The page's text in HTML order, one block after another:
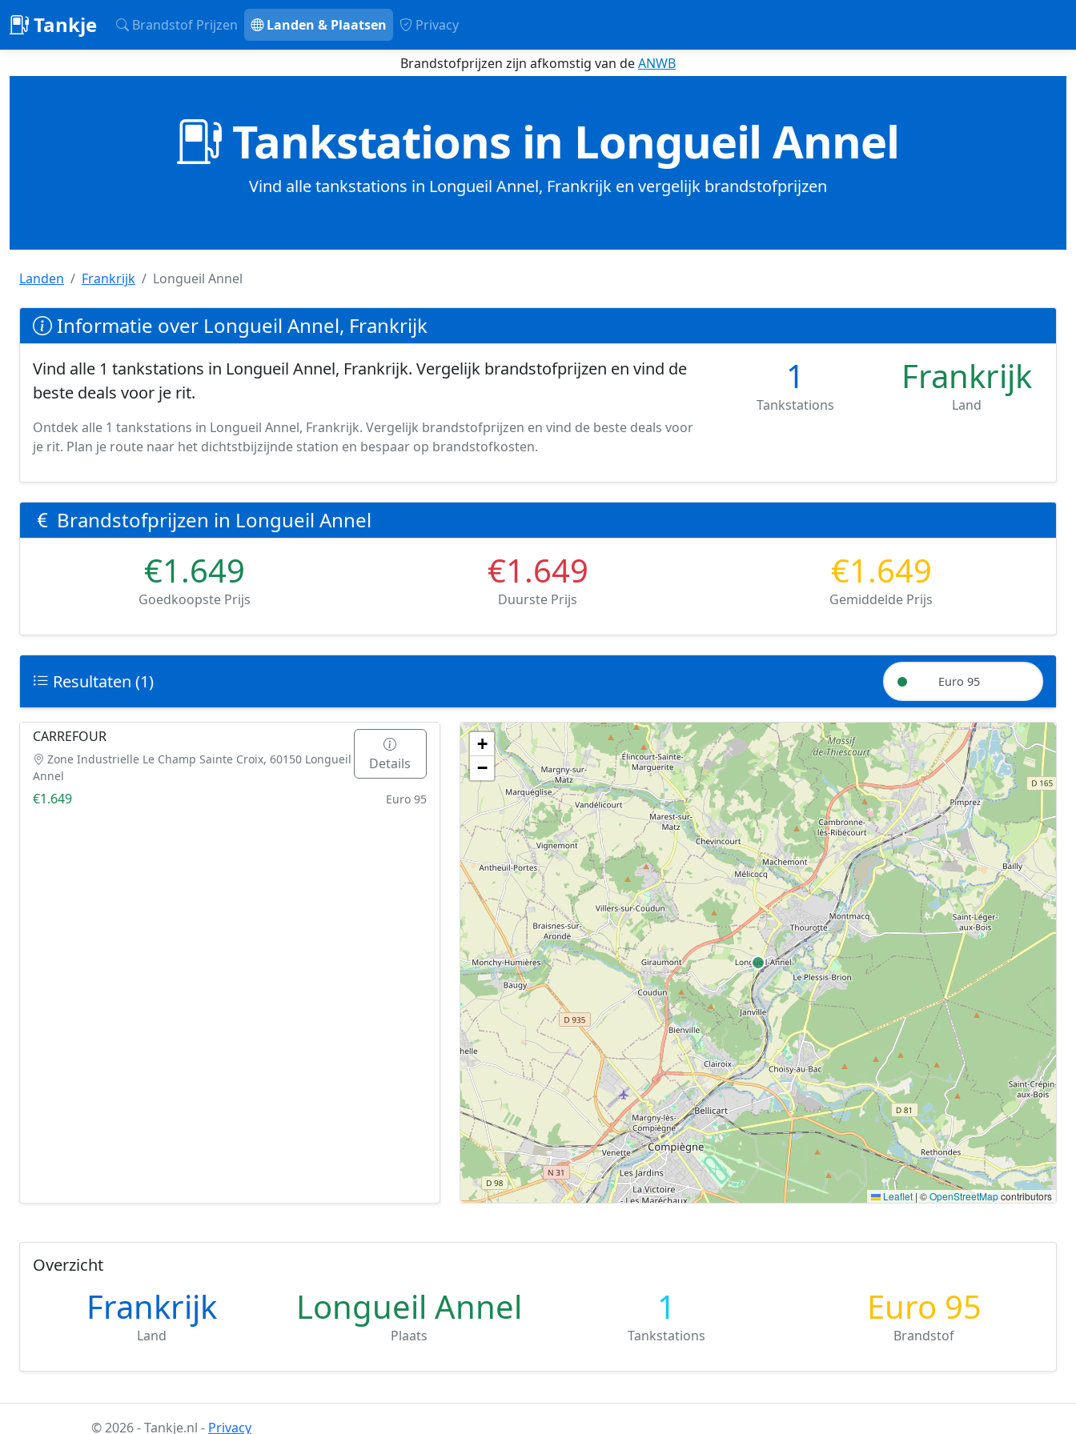
Tankje Brandstof Prijzen Landen & Plaatsen Privacy
Brandstofprijzen zijn afkomstig van deANWB
Tankstations in Longueil Annel
Vind alle tankstations in Longueil Annel, Frankrijk en vergelijk brandstofprijzen
Landen Frankrijk Longueil Annel
Informatie over Longueil Annel, Frankrijk
Vind alle 1 tankstations in Longueil Annel, Frankrijk. Vergelijk brandstofprijzen en vind de
beste deals voor je rit.
Ontdek alle 1 tankstations in Longueil Annel, Frankrijk. Vergelijk brandstofprijzen en vind de beste deals voor
je rit. Plan je route naar het dichtstbijzijnde station en bespaar op brandstofkosten.
1
Tankstations
Frankrijk
Land
Brandstofprijzen in Longueil Annel
€1.649
Goedkoopste Prijs
€1.649
Duurste Prijs
€1.649
Gemiddelde Prijs
Resultaten (1) Euro 95
Geen tankstations met locatiegegevens gevonden.
De kaart kan niet worden weergegeven zonder GPS coördinaten.
+
−
Leaflet | ©OpenStreetMapcontributors
CARREFOUR
Zone Industrielle Le Champ Sainte Croix, 60150 Longueil
Annel
Details
€1.649
Euro 95
Overzicht
Frankrijk
Land
Longueil Annel
Plaats
1
Tankstations
Euro 95
Brandstof
© 2026 - Tankje.nl - Privacy